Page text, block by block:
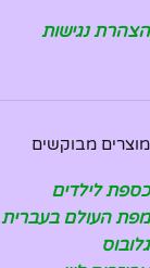
הצהרת נגישות
מוצרים מבוקשים
כספת לילדים
מפת העולם בעברית
גלובוס